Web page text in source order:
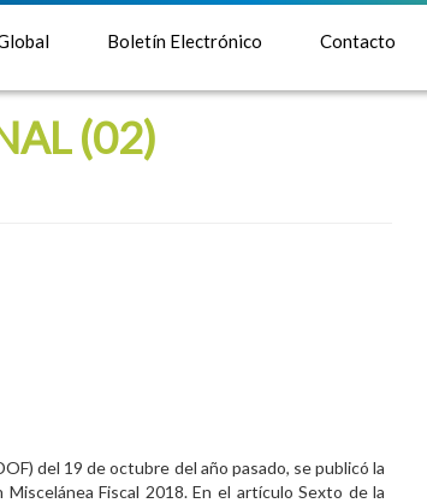
Boletín Electrónico Contacto
(02)
del 19 de octubre del año pasado, se publicó la
Fiscal 2018. En el artículo Sexto de la